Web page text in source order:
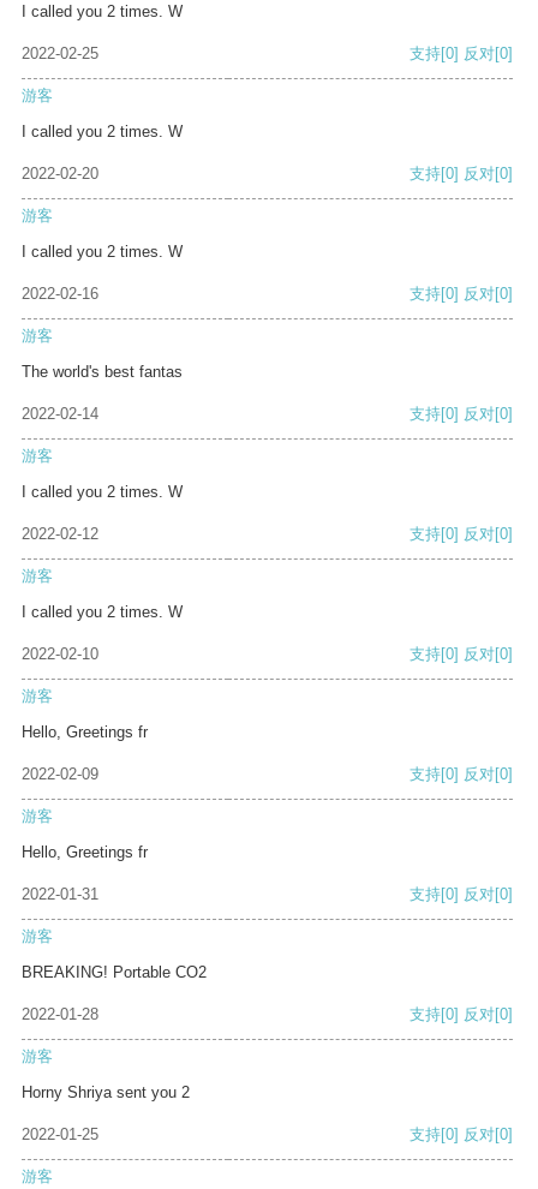
I called you 2 times. W
2022-02-25 支持[0] 反对[0]
游客
I called you 2 times. W
2022-02-20 支持[0] 反对[0]
游客
I called you 2 times. W
2022-02-16 支持[0] 反对[0]
游客
The world's best fantas
2022-02-14 支持[0] 反对[0]
游客
I called you 2 times. W
2022-02-12 支持[0] 反对[0]
游客
I called you 2 times. W
2022-02-10 支持[0] 反对[0]
游客
Hello, Greetings fr
2022-02-09 支持[0] 反对[0]
游客
Hello, Greetings fr
2022-01-31 支持[0] 反对[0]
游客
BREAKING! Portable CO2
2022-01-28 支持[0] 反对[0]
游客
Horny Shriya sent you 2
2022-01-25 支持[0] 反对[0]
游客